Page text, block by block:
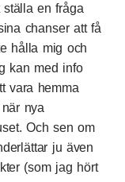
en fråga
chanser att få
hålla mig och
kan med info
vara hemma
nya
Och sen om
ju även
(som jag hört